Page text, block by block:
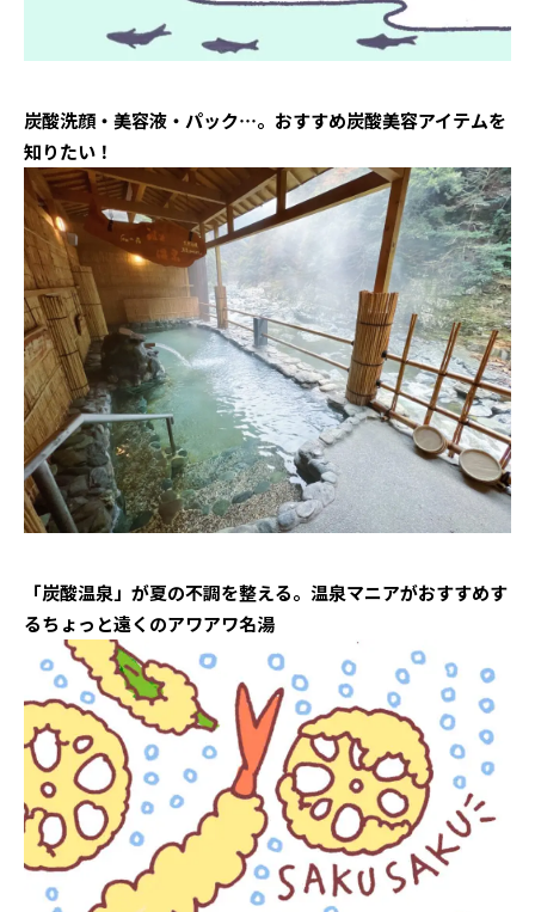
炭酸洗顔・美容液・パック…。おすすめ炭酸美容アイテムを
知りたい！
「炭酸温泉」が夏の不調を整える。温泉マニアがおすすめす
るちょっと遠くのアワアワ名湯